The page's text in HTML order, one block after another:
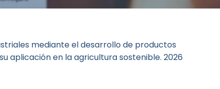
mediante el desarrollo de productos
aplicación en la agricultura sostenible. 2026